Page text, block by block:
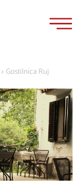
>Gostilnica Ruj